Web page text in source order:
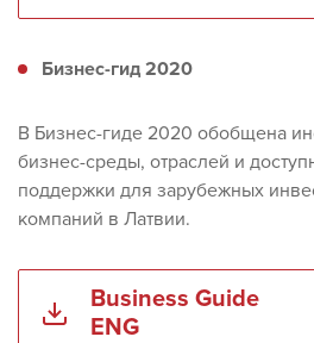
Бизнес-гид 2020
В Бизнес-гиде 2020 обобщена
бизнес-среды, отраслей и
поддержки для зарубежных
компаний в Латвии.
Business Guide
ENG